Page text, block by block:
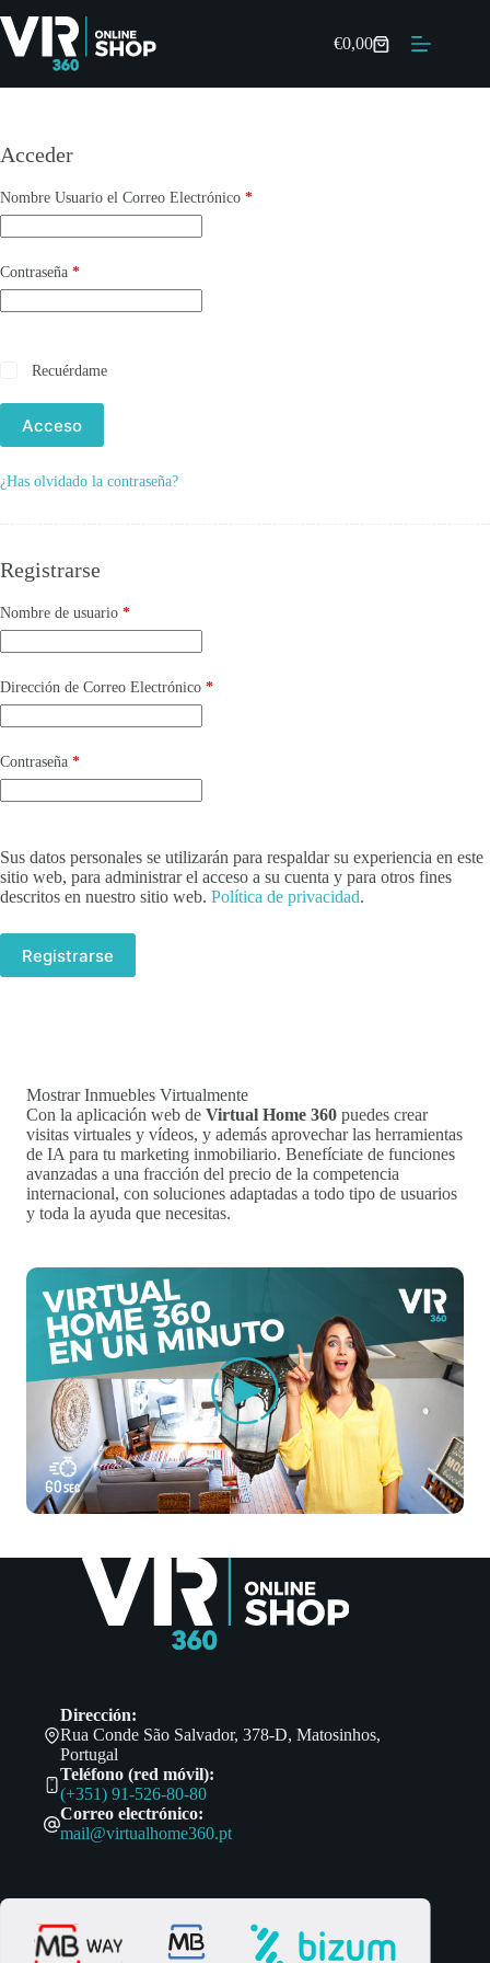
al
contenido
Carro
compras
€0,00
Acceder
Nombre Usuario el Correo Electrónico *Obligatorio
Contraseña *Obligatorio
Recuérdame
Acceso
¿Has olvidado la contraseña?
Registrarse
Nombre de usuario *Obligatorio
Dirección de Correo Electrónico *Obligatorio
Contraseña *Obligatorio
Sus datos personales se utilizarán para respaldar su experiencia en este
sitio web, para administrar el acceso a su cuenta y para otros fines
descritos en nuestro sitio web. Política de privacidad.
Registrarse
Mostrar Inmuebles Virtualmente
Con la aplicación web de Virtual Home 360 puedes crear
visitas virtuales y vídeos, y además aprovechar las herramientas
de IA para tu marketing inmobiliario. Benefíciate de funciones
avanzadas a una fracción del precio de la competencia
internacional, con soluciones adaptadas a todo tipo de usuarios
y toda la ayuda que necesitas.
Dirección:
Rua Conde São Salvador, 378-D, Matosinhos,
Portugal
Teléfono (red móvil):
(+351) 91-526-80-80
Correo electrónico:
mail@virtualhome360.pt